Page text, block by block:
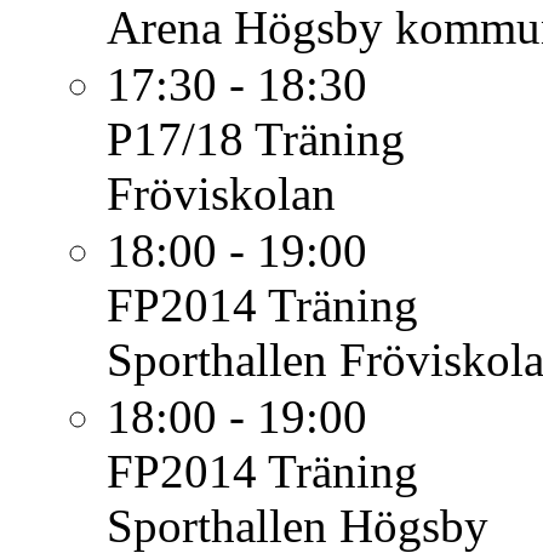
Arena Högsby
17:30 - 18:30
P17/18 Träning
Fröviskolan
18:00 - 19:00
FP2014 Träning
Sporthallen
18:00 - 19:00
FP2014 Träning
Sporthallen Högsby